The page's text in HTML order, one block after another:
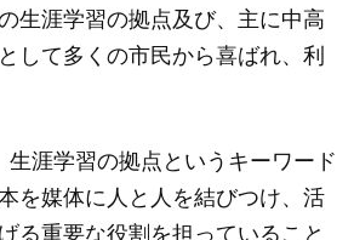
生涯学習の拠点及び、主に中高
して多くの市民から喜ばれ、利
生涯学習の拠点というキーワード
を媒体に人と人を結びつけ、活
る重要な役割を担っていること